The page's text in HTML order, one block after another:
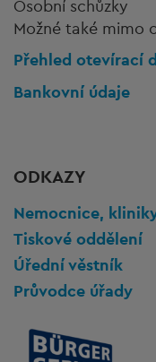
Osobní schůzky
Možné také mimo
Přehled otevírací
Bankovní údaje
ODKAZY
Nemocnice,
Tiskové oddělení
Úřední věstník
Průvodce úřady